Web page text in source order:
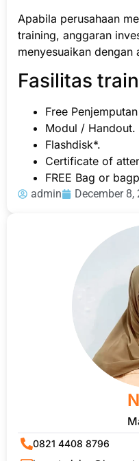
Apabila perusahaan
training, anggaran
menyesuaikan dengan
Fasilitas
Free
Modul / Handout.
Flashdisk*.
Certificate of
FREE Bag or
admin December 8,
0821 4408 8796